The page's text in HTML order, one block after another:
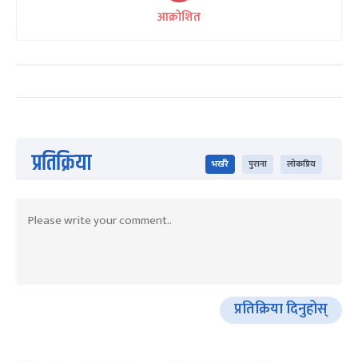
आक्रोशित
प्रतिक्रिया भर्खरै पुराना लोकप्रिय
प्रतिक्रिया दिनुहोस्